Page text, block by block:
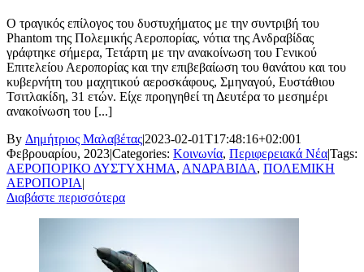
Ο τραγικός επίλογος του δυστυχήματος με την συντριβή του
Phantom της Πολεμικής Αεροπορίας, νότια της Ανδραβίδας
γράφτηκε σήμερα, Τετάρτη με την ανακοίνωση του Γενικού
Επιτελείου Αεροπορίας και την επιβεβαίωση του θανάτου και του
κυβερνήτη του μαχητικού αεροσκάφους, Σμηναγού, Ευστάθιου
Τσιτλακίδη, 31 ετών. Είχε προηγηθεί τη Δευτέρα το μεσημέρι
ανακοίνωση του [...]
By Δημήτριος Μαλαβέτας|2023-02-01T17:48:16+02:001
Φεβρουαρίου, 2023|Categories: Κοινωνία, Περιφερειακά Νέα|Tags:
ΑΕΡΟΠΟΡΙΚΟ ΔΥΣΤΥΧΗΜΑ, ΑΝΔΡΑΒΙΔΑ, ΠΟΛΕΜΙΚΗ
ΑΕΡΟΠΟΡΙΑ|
Διαβάστε περισσότερα